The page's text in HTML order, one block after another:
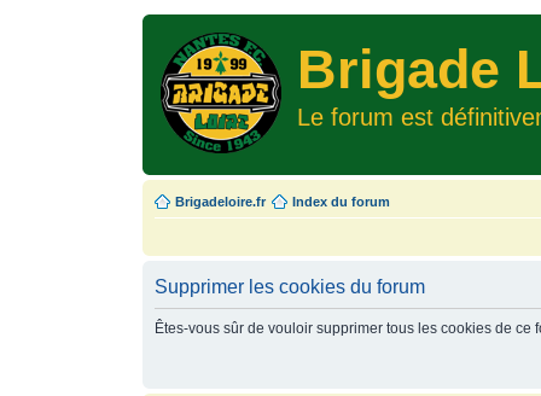
Brigade
Le forum est
Brigadeloire.fr Index du forum
Supprimer les cookies du forum
Êtes-vous sûr de vouloir supprimer tous les cookies de ce